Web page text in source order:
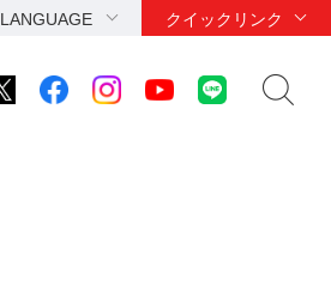
LANGUAGE クイックリンク